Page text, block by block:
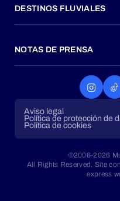
DESTINOS FLUVIALES
NOTAS DE PRENSA
Aviso legal
Política de protección de
Política de cookies
©2006-2026
All Rights Reserved. Site
express